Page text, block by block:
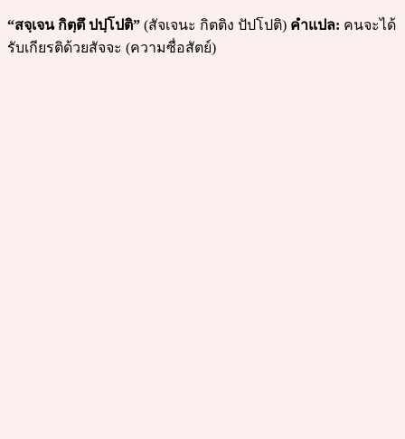
“สจฺเจน กิตฺตึ ปปฺโปติ” (สัจเจนะ กิตติง ปัปโปติ) คำแปล: คนจะได้
รับเกียรติด้วยสัจจะ (ความซื่อสัตย์)